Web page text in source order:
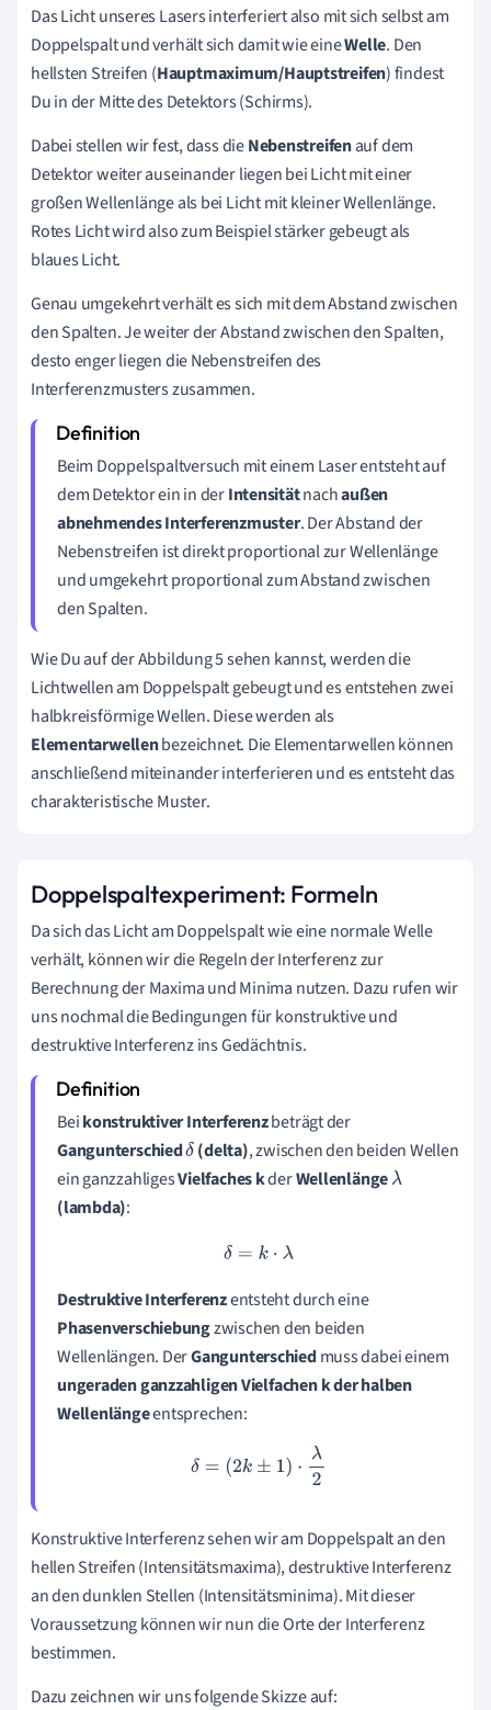
Das Licht unseres Lasers interferiert also mit sich selbst am
Doppelspalt und verhält sich damit wie eineWelle. Den
hellsten Streifen (Hauptmaximum/Hauptstreifen) findest
Du in der Mitte des Detektors (Schirms).
Dabei stellen wir fest, dass dieNebenstreifenauf dem
Detektor weiter auseinander liegen bei Licht mit einer
großen Wellenlänge als bei Licht mit kleiner Wellenlänge.
Rotes Licht wird also zum Beispiel stärker gebeugt als
blaues Licht.
Genau umgekehrt verhält es sich mit dem Abstand zwischen
den Spalten. Je weiter der Abstand zwischen den Spalten,
desto enger liegen die Nebenstreifen des
Interferenzmusters zusammen.
Beim Doppelspaltversuch mit einem Laser entsteht auf
dem Detektor ein in derIntensitätnachaußen
abnehmendes Interferenzmuster. Der Abstand der
Nebenstreifen ist direkt proportional zur Wellenlänge
und umgekehrt proportional zum Abstand zwischen
den Spalten.
Wie Du auf der Abbildung 5 sehen kannst, werden die
Lichtwellen am Doppelspalt gebeugt und es entstehen zwei
halbkreisförmige Wellen. Diese werden als
Elementarwellenbezeichnet. Die Elementarwellen können
anschließend miteinander interferieren und es entsteht das
charakteristische Muster.
Doppelspaltexperiment: Formeln
Da sich das Licht am Doppelspalt wie eine normale Welle
verhält, können wir die Regeln der Interferenz zur
Berechnung der Maxima und Minima nutzen. Dazu rufen wir
uns nochmal die Bedingungen für konstruktive und
destruktive Interferenz ins Gedächtnis.
Beikonstruktiver Interferenzbeträgt der
Gangunterschiedδ(delta), zwischen den beiden Wellen
ein ganzzahligesVielfaches kderWellenlängeλ
(lambda):
δ= k⋅ λ
DestruktiveInterferenzentsteht durch eine
Phasenverschiebungzwischen den beiden
Wellenlängen. DerGangunterschiedmuss dabei einem
ungeraden ganzzahligen Vielfachen k der halben
Wellenlängeentsprechen:
δ =(2k ±1 )⋅λ 2
Konstruktive Interferenz sehen wir am Doppelspalt an den
hellen Streifen (Intensitätsmaxima), destruktive Interferenz
an den dunklen Stellen (Intensitätsminima). Mit dieser
Voraussetzung können wir nun die Orte der Interferenz
bestimmen.
Dazu zeichnen wir uns folgende Skizze auf: